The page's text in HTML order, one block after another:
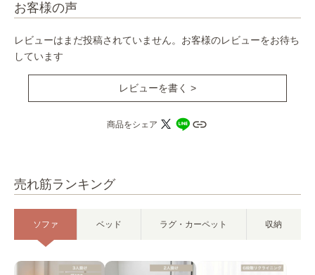
売れ筋ランキング
ソファ ベッド ラグ・カーペット 収納
お客様の声
レビューはまだ投稿されていません。お客様のレビューをお待ち
しています
レビューを書く >
商品をシェア